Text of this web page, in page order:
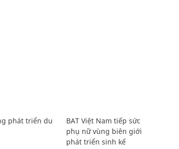
phát triển du
BAT Việt Nam tiếp sức
phụ nữ vùng biên giới
phát triển sinh kế